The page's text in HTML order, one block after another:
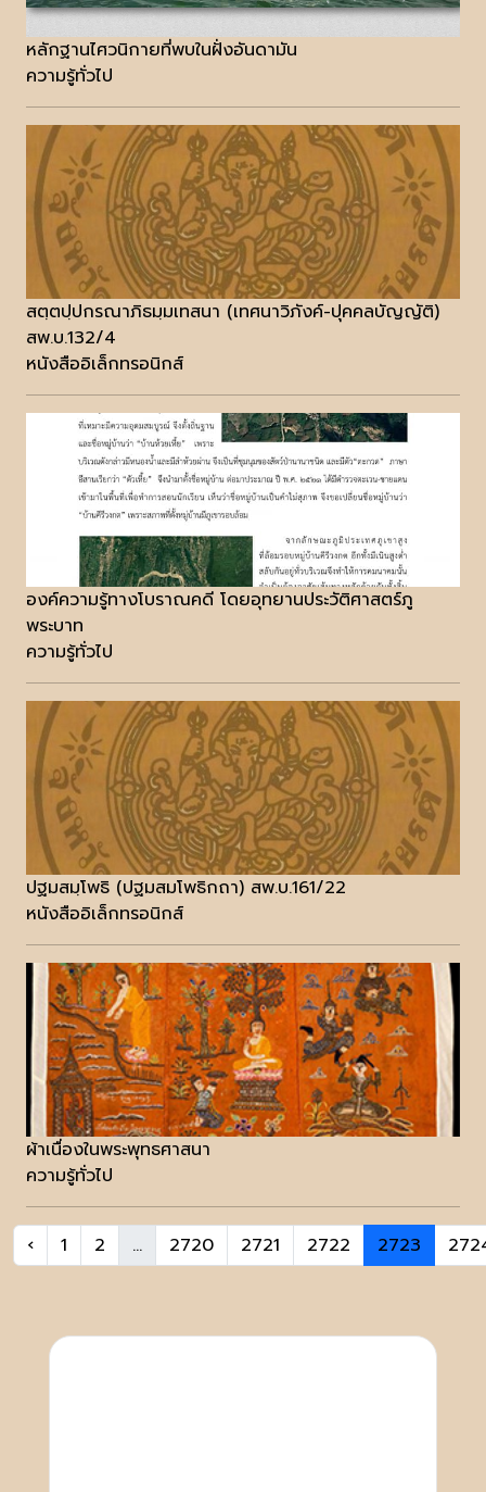
หลักฐานไศวนิกายที่พบในฝั่งอันดามัน
ความรู้ทั่วไป
สตฺตปฺปกรณาภิธมฺมเทสนา (เทศนาวิภังค์-ปุคคลบัญญัติ)
สพ.บ.132/4
หนังสืออิเล็กทรอนิกส์
องค์ความรู้ทางโบราณคดี โดยอุทยานประวัติศาสตร์ภู
พระบาท
ความรู้ทั่วไป
ปฐมสมฺโพธิ (ปฐมสมโพธิกถา) สพ.บ.161/22
หนังสืออิเล็กทรอนิกส์
ผ้าเนื่องในพระพุทธศาสนา
ความรู้ทั่วไป
‹ 1 2 ... 2720 2721 2722 2723